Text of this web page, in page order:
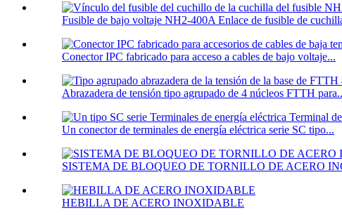
Fusible de bajo voltaje NH2-400A Enlace de fusible de
Conector IPC fabricado para acceso a cables de bajo voltaje...
Abrazadera de tensión tipo agrupado de 4 núcleos FTTH
Un conector de terminales de energía eléctrica serie SC tipo...
SISTEMA DE BLOQUEO DE TORNILLO DE ACERO
HEBILLA DE ACERO INOXIDABLE